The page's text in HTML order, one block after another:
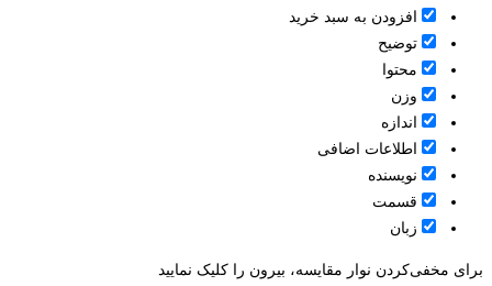
افزودن به سبد خرید
توضیح
محتوا
وزن
اندازه
اطلاعات اضافی
نویسنده
قسمت
زبان
برای مخفی‌کردن نوار مقایسه، بیرون را کلیک نمایید